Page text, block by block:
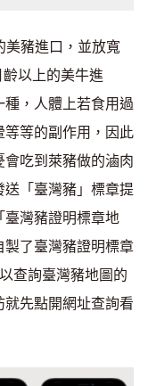
美豬進口，並放寬
以上的美牛進
種，人體上若食用過
等的副作用，因此
吃到萊豬做的滷肉
「臺灣豬」標章提
灣豬證明標章地
製了臺灣豬證明標章
查詢臺灣豬地圖的
先點開網址查詢看